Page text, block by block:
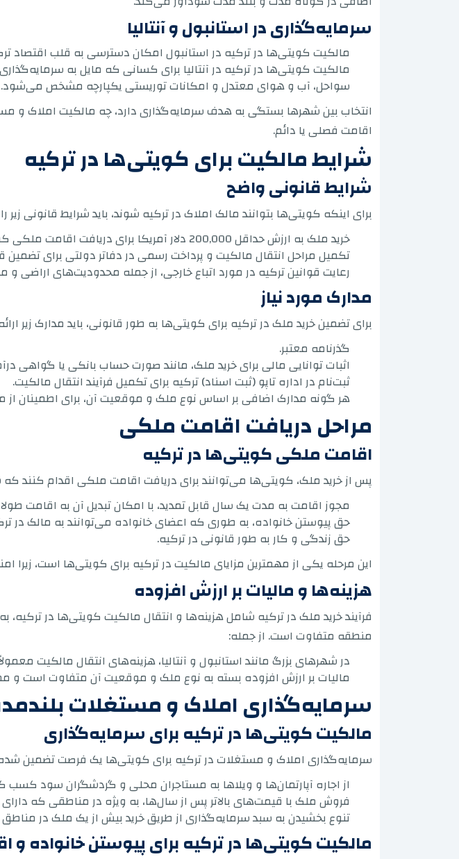
سرمایه‌گذاری در استانبول و آنتالیا
مالکیت کویتی‌ها در ترکیه در استانبول امکان دسترسی به قلب اقتصاد
مالکیت کویتی‌ها در ترکیه در آنتالیا برای کسانی که مایل به
سواحل، آب و هوای معتدل و امکانات توریستی یکپارچه مشخص می‌شود.
انتخاب بین شهرها بستگی به هدف سرمایه‌گذاری دارد، چه مالکیت املاک و
اقامت فصلی یا دائم.
شرایط مالکیت برای کویتی‌ها در ترکیه
شرایط قانونی واضح
برای اینکه کویتی‌ها بتوانند مالک املاک در ترکیه شوند، باید شرایط قانونی زیر
خرید ملک به ارزش حداقل 200,000 دلار آمریکا برای دریافت اقامت ملکی کویتی‌ها در ترکیه.
تکمیل مراحل انتقال مالکیت و پرداخت رسمی در دفاتر دولتی برای تضمین
رعایت قوانین ترکیه در مورد اتباع خارجی، از جمله محدودیت‌های اراضی و
مدارک مورد نیاز
برای تضمین خرید ملک در ترکیه برای کویتی‌ها به طور قانونی، باید مدارک زیر
گذرنامه معتبر.
اثبات توانایی مالی برای خرید ملک، مانند صورت حساب بانکی یا گواهی
ثبت‌نام در اداره تاپو (ثبت اسناد) ترکیه برای تکمیل فرآیند انتقال مالکیت.
هر گونه مدارک اضافی بر اساس نوع ملک و موقعیت آن، برای اطمینان
مراحل دریافت اقامت ملکی
اقامت ملکی کویتی‌ها در ترکیه
پس از خرید ملک، کویتی‌ها می‌توانند برای دریافت اقامت ملکی اقدام کنند
مجوز اقامت به مدت یک سال قابل تمدید، با امکان تبدیل آن به اقامت
حق پیوستن خانواده، به طوری که اعضای خانواده می‌توانند به مالک در
حق زندگی و کار به طور قانونی در ترکیه.
این مرحله یکی از مهمترین مزایای مالکیت در ترکیه برای کویتی‌ها است، زیرا
هزینه‌ها و مالیات بر ارزش افزوده
فرآیند خرید ملک در ترکیه شامل هزینه‌ها و انتقال مالکیت کویتی‌ها در
منطقه متفاوت است. از جمله:
در شهرهای بزرگ مانند استانبول و آنتالیا، هزینه‌های انتقال مالکیت معمولاً بین 2 تا 4 درصد از ارزش
مالیات بر ارزش افزوده بسته به نوع ملک و موقعیت آن متفاوت است و
سرمایه‌گذاری املاک و مستغلات
مالکیت کویتی‌ها در ترکیه برای سرمایه‌گذاری
سرمایه‌گذاری املاک و مستغلات در ترکیه برای کویتی‌ها یک فرصت تضمین
از اجاره آپارتمان‌ها و ویلاها به مستاجران محلی و گردشگران سود کسب
فروش ملک با قیمت‌های بالاتر پس از سال‌ها، به ویژه در مناطقی که
تنوع بخشیدن به سبد سرمایه‌گذاری از طریق خرید بیش از یک ملک در
مالکیت کویتی‌ها در ترکیه برای پیوستن خانواده و